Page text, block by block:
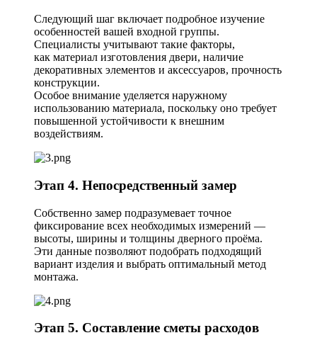
Следующий шаг включает подробное изучение
особенностей вашей входной группы.
Специалисты учитывают такие факторы,
как материал изготовления двери, наличие
декоративных элементов и аксессуаров, прочность
конструкции.
Особое внимание уделяется наружному
использованию материала, поскольку оно требует
повышенной устойчивости к внешним
воздействиям.
Этап 4. Непосредственный замер
Собственно замер подразумевает точное
фиксирование всех необходимых измерений —
высоты, ширины и толщины дверного проёма.
Эти данные позволяют подобрать подходящий
вариант изделия и выбрать оптимальный метод
монтажа.
Этап 5. Составление сметы расходов